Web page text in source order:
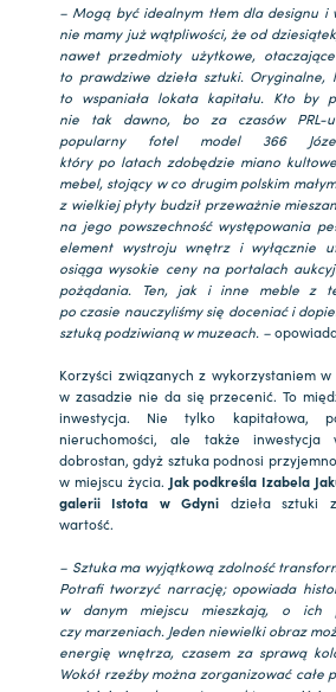
– Mogą być idealnym tłem dla designu i
nie mamy już wątpliwości, że od
nawet przedmioty użytkowe,
to prawdziwe dzieła sztuki. Oryginalne,
to wspaniała lokata kapitału. Kto by
nie tak dawno, bo za czasów PRL-
popularny fotel model 366
który po latach zdobędzie miano
mebel, stojący w co drugim polskim
z wielkiej płyty budził przeważnie
na jego powszechność występowania
element wystroju wnętrz i wyłącznie
osiąga wysokie ceny na portalach
pożądania. Ten, jak i inne meble z
po czasie nauczyliśmy się doceniać i
sztuką podziwianą w muzeach. –
Korzyści związanych z wykorzystaniem
w zasadzie nie da się przecenić. To
inwestycja. Nie tylko kapitałowa,
nieruchomości, ale także
dobrostan, gdyż sztuka podnosi
w miejscu życia. Jak podkreśla Izabela
galerii Istota w Gdyni dzieła sztuki
wartość.
– Sztuka ma wyjątkową zdolność
Potrafi tworzyć narrację; opowiada
w danym miejscu mieszkają, o ich
czy marzeniach. Jeden niewielki obraz
energię wnętrza, czasem za sprawą
Wokół rzeźby można zorganizować całe